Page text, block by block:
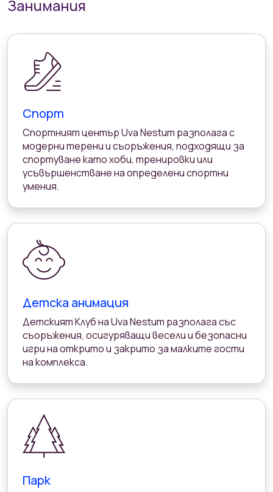
Занимания
Спорт
Спортният център Uva Nestum разполага с
модерни терени и съоръжения, подходящи за
спортуване като хоби, тренировки или
усъвършенстване на определени спортни
умения.
Детска анимация
Детският Клуб на Uva Nestum разполага със
съоръжения, осигуряващи весели и безопасни
игри на открито и закрито за малките гости
на комплекса.
Парк